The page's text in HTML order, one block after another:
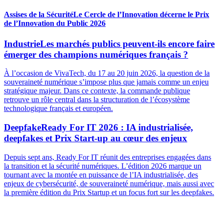
Assises de la SécuritéLe Cercle de l’Innovation décerne le Prix
de l’Innovation du Public 2026
IndustrieLes marchés publics peuvent-ils encore faire
émerger des champions numériques français ?
À l’occasion de VivaTech, du 17 au 20 juin 2026, la question de la
souveraineté numérique s’impose plus que jamais comme un enjeu
stratégique majeur. Dans ce contexte, la commande publique
retrouve un rôle central dans la structuration de l’écosystème
technologique français et européen.
DeepfakeReady For IT 2026 : IA industrialisée,
deepfakes et Prix Start-up au cœur des enjeux
Depuis sept ans, Ready For IT réunit des entreprises engagées dans
la transition et la sécurité numériques. L’édition 2026 marque un
tournant avec la montée en puissance de l’IA industrialisée, des
enjeux de cybersécurité, de souveraineté numérique, mais aussi avec
la première édition du Prix Startup et un focus fort sur les deepfakes.